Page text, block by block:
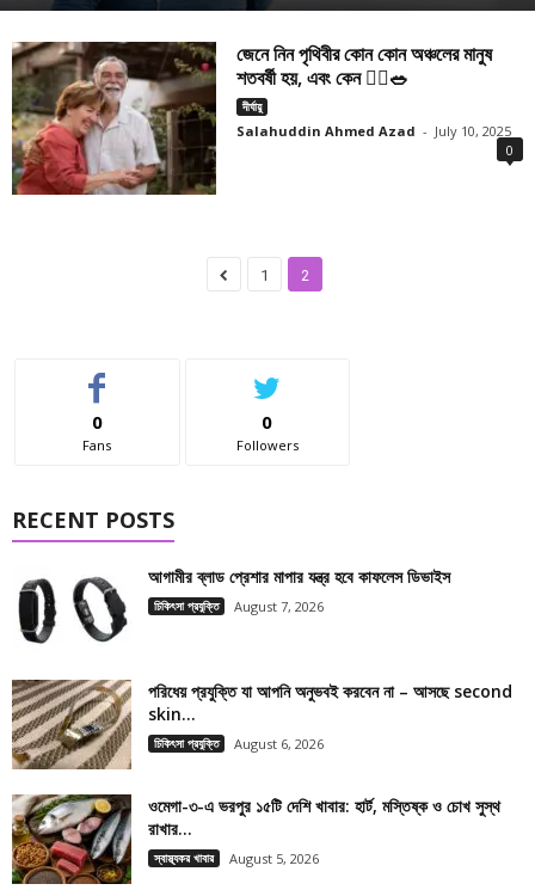
জেনে নিন পৃথিবীর কোন কোন অঞ্চলের মানুষ
শতবর্ষী হয়, এবং কেন 🧘‍♂️🥗
দীর্ঘায়ু
Salahuddin Ahmed Azad - July 10, 2025
0
1 2
0
Fans
0
Followers
RECENT POSTS
আগামীর ব্লাড প্রেশার মাপার যন্ত্র হবে কাফলেস ডিভাইস
চিকিৎসা প্রযুক্তি August 7, 2026
পরিধেয় প্রযুক্তি যা আপনি অনুভবই করবেন না – আসছে second
skin...
চিকিৎসা প্রযুক্তি August 6, 2026
ওমেগা-৩-এ ভরপুর ১৫টি দেশি খাবার: হার্ট, মস্তিষ্ক ও চোখ সুস্থ
রাখার...
স্বাস্থ্যকর খাবার August 5, 2026